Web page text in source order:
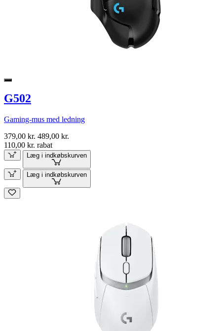
G502
Gaming-mus med ledning
379,00 kr. 489,00 kr.
110,00 kr. rabat
Læg i indkøbskurven
Læg i indkøbskurven